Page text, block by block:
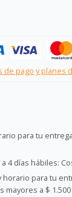
de pago y planes
para tu
4 días hábiles:
para tu
mayores a $